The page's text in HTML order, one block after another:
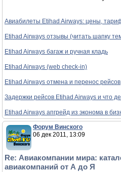
Авиабилеты Etihad Airways: цены,
Etihad Airways отзывы (читать шапку
Etihad Airways багаж и ручная кладь
Etihad Airways (web check-in)
Etihad Airways отмена и перенос
Задержки рейсов Etihad Airways и что
Etihad Airways апгрейд из эконома в
Форум Винского
06 дек 2011, 13:09
Re: Авиакомпании мира:
авиакомпаний от А до Я